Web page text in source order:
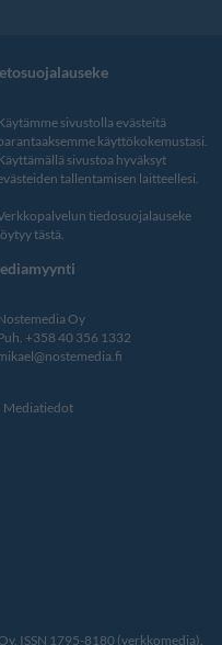
sivustolla evästeitä
käyttökokemustasi.
sivustoa hyväksyt
tallentamisen laitteellesi.
tiedosuojalauseke
tästä.
Oy
+358 40 356 1332
Mediatiedot
ISSN 1795-8180 (verkkomedia).